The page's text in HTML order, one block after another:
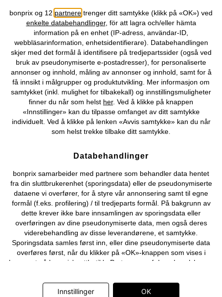
Du kan også finne oss på
Personopplysninger Cookie-innstillinger
Om Oss Angre kjøp
©2026 bonprix.
bonprix og 12 partnere trenger ditt samtykke (klikk på «OK») ved
enkelte databehandlinger, för att lagra och/eller hämta
information på en enhet (IP-adress, användar-ID,
webbläsarinformation, enhetsidentifierare). Databehandlingen
skjer med det formål å identifisere på tredjepartssider (også ved
bruk av pseudonymiserte e-postadresser), for personaliserte
annonser og innhold, måling av annonser og innhold, samt for å
få innsikt i målgrupper og produktutvikling. Mer informasjon om
samtykket (inkl. mulighet for tilbakekall) og innstillingsmuligheter
finner du når som helst her. Ved å klikke på knappen
«Innstillinger» kan du tilpasse omfanget av ditt samtykke
individuelt. Ved å klikke på lenken «Avvis samtykke» kan du når
som helst trekke tilbake ditt samtykke.
Databehandlinger
bonprix samarbeider med partnere som behandler data hentet
fra din sluttbrukerenhet (sporingsdata) eller de pseudonymiserte
dataene vi overfører, for å styre vår annonsering samt til egne
formål (f.eks. profilering) / til tredjeparts formål. På bakgrunn av
dette krever ikke bare innsamlingen av sporingsdata eller
overføringen av dine pseudonymiserte data, men også deres
viderebehandling av disse leverandørene, et samtykke.
Sporingsdata samles først inn, eller dine pseudonymiserte data
overføres først, når du klikker på «OK»-knappen som vises i
banneret på bonprix' nettbutikk. Partnerne er følgende selskaper:
Communications GmbH, ID5 Technology Ltd, Meta Platforms
Ireland Ltd, Microsoft Ireland Operations Ltd, Pinterest Europe
Innstillinger OK